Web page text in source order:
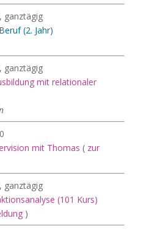
ganztägig
(2. Jahr)
ganztägig
mit relationaler
mit Thomas ( zur
ganztägig
(101 Kurs)
)